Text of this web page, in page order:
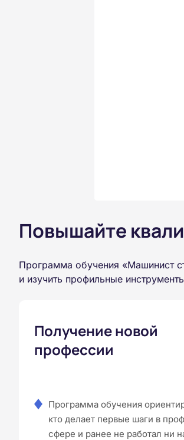
Повышайте
Программа обучения «Машинист
и изучить профильные
Получение новой
профессии
Программа обучения
кто делает первые шаги в
сфере и ранее не работал ни